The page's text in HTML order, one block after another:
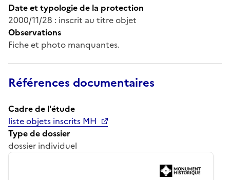
Date et typologie de la protection
2000/11/28 : inscrit au titre objet
Observations
Fiche et photo manquantes.
Références documentaires
Cadre de l'étude
liste objets inscrits MH
Type de dossier
dossier individuel